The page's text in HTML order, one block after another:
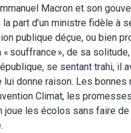
Macron et son
part d’un ministre fidèle à
publique déçue, ou bien
« souffrance», de sa
se sentant trahi, il
lui donne raison. Les
Climat, les
joue les écolos sans faire